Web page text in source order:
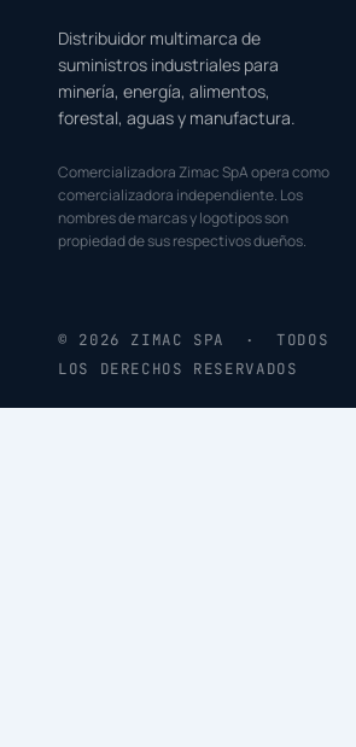
Distribuidor multimarca de
suministros industriales para
minería, energía, alimentos,
forestal, aguas y manufactura.
Comercializadora Zimac SpA opera como
comercializadora independiente. Los
nombres de marcas y logotipos son
propiedad de sus respectivos dueños.
© 2026 ZIMAC SPA · TODOS
LOS DERECHOS RESERVADOS